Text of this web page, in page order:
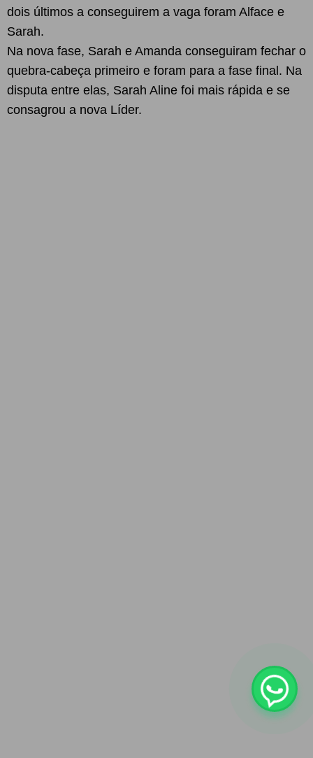
dois últimos a conseguirem a vaga foram Alface e
Sarah.
Na nova fase, Sarah e Amanda conseguiram fechar o
quebra-cabeça primeiro e foram para a fase final. Na
disputa entre elas, Sarah Aline foi mais rápida e se
consagrou a nova Líder.